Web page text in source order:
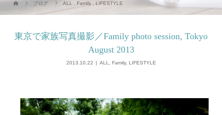
ブログ ALL Family ,LIFESTYLE
東京で家族写真撮影／Family photo session, Tokyo
August 2013
2013.10.22 ALL Family, LIFESTYLE